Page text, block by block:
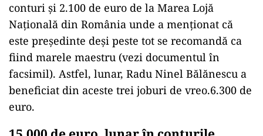
conturi și 2.100 de euro de la Marea Lojă
Națională din România unde a menționat că
este președinte deși peste tot se recomandă ca
fiind marele maestru (vezi documentul în
facsimil). Astfel, lunar, Radu Ninel Bălănescu a
beneficiat din aceste trei joburi de vreo.6.300 de
euro.